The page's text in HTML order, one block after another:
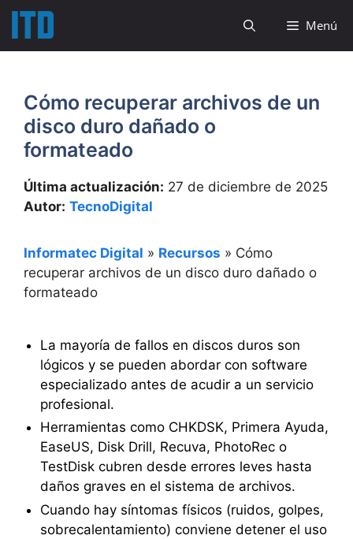
Saltar
contenido
Menú
Cómo recuperar archivos de un
disco duro dañado o
formateado
Última actualización: 27 de diciembre de 2025
Autor: TecnoDigital
Informatec Digital » Recursos » Cómo
recuperar archivos de un disco duro dañado o
formateado
La mayoría de fallos en discos duros son
lógicos y se pueden abordar con software
especializado antes de acudir a un servicio
profesional.
Herramientas como CHKDSK, Primera Ayuda,
EaseUS, Disk Drill, Recuva, PhotoRec o
TestDisk cubren desde errores leves hasta
daños graves en el sistema de archivos.
Cuando hay síntomas físicos (ruidos, golpes,
sobrecalentamiento) conviene detener el uso